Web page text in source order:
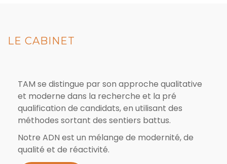
LE CABINET
TAM se distingue par son approche qualitative
et moderne dans la recherche et la pré
qualification de candidats, en utilisant des
méthodes sortant des sentiers battus.
Notre ADN est un mélange de modernité, de
qualité et de réactivité.